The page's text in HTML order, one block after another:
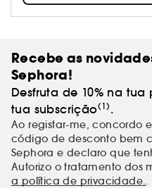
Recebe as
Sephora!
Desfruta de 10% na
tua subscrição(1) .
Ao registar-me, concordo
código de desconto bem
Sephora e declaro que
Autorizo o tratamento dos
a política de privacidade..